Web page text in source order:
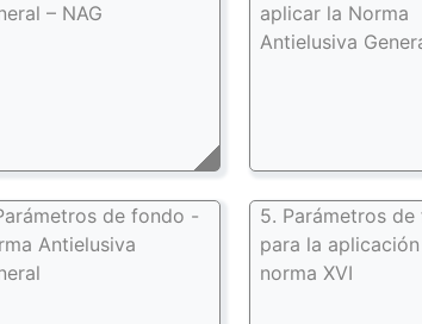
– NAG
aplicar la Norma
Antielusiva
de fondo -
Antielusiva
5. Parámetros de
para la
norma XVI